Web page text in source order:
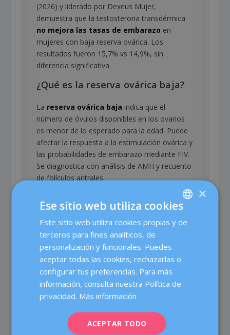
(2026) y liderado por Dexeus Mujer,
demuestra que la testosterona transdérmica
no mejora las tasas de embarazo en
mujeres con baja reserva ovárica. Los
resultados fueron 15,7% vs 14,9%, sin
diferencia significativa.
¿Qué es la reserva ovárica baja?
La reserva ovárica baja indica que el
número de óvulos disponibles en los ovarios
es menor de lo esperado para la edad. Puede
afectar la respuesta a la estimulación ovárica y
las probabilidades de embarazo mediante FIV.
Se diagnostica con análisis de AMH y recuento
de folículos antrales.
con baja reserva ovárica?
Sí.Tener baja reserva ovárica no impide el
embarazo, pero requiere una
estrategia
personalizada
. En Dexeus Mujer evaluamos
cada caso individualmente para determinar el
mejor tratamiento: FIV con óvulos propios,
acumulación de ovocitos o donación de
óvulos.
¿Debo usar testosterona antes de
SPANISH
×
Ese sitio web utiliza cookies
Este sitio web utiliza cookies propias y de
terceros para fines analíticos, de
personalización y funcionales. Puedes
aceptar todas las cookies, rechazarlas o
configurar tus preferencias. Para más
información, consulta nuestra Política de
privacidad. Más información
ACEPTAR TODO